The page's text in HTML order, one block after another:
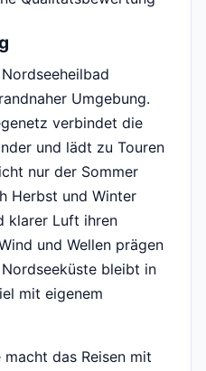
Umgebung.
verbindet die
und lädt zu Touren
nur der Sommer
Herbst und Winter
klarer Luft ihren
und Wellen prägen
bleibt in
mit eigenem
das Reisen mit